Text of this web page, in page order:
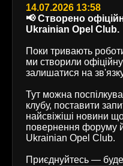
14.07.2026 13:58
📢 Створено
Ukrainian Opel Club.
Поки тривають
ми створили
залишатися на
Тут можна
клубу, поставити
найсвіжіші новини
повернення форуму
Ukrainian Opel Club.
Приєднуйтесь —